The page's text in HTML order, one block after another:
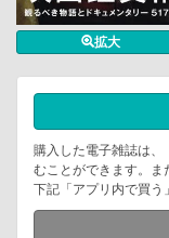
拡大
購入した電子雑誌は、
むことができます。ま
下記「アプリ内で買う